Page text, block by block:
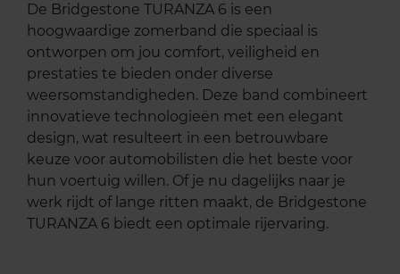
De Bridgestone TURANZA 6 is een
hoogwaardige zomerband die speciaal is
ontworpen om jou comfort, veiligheid en
prestaties te bieden onder diverse
weersomstandigheden. Deze band combineert
innovatieve technologieën met een elegant
design, wat resulteert in een betrouwbare
keuze voor automobilisten die het beste voor
hun voertuig willen. Of je nu dagelijks naar je
werk rijdt of lange ritten maakt, de Bridgestone
TURANZA 6 biedt een optimale rijervaring.